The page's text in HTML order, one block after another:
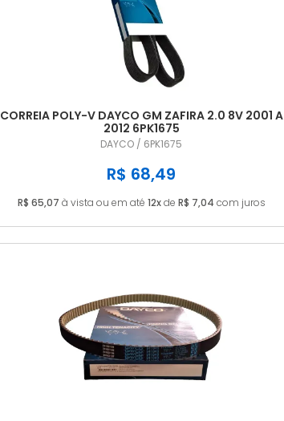
CORREIA POLY-V DAYCO GM ZAFIRA 2.0 8V 2001 A
2012 6PK1675
DAYCO / 6PK1675
R$ 68,49
R$ 65,07 à vista ou em até 12xde R$ 7,04 com juros